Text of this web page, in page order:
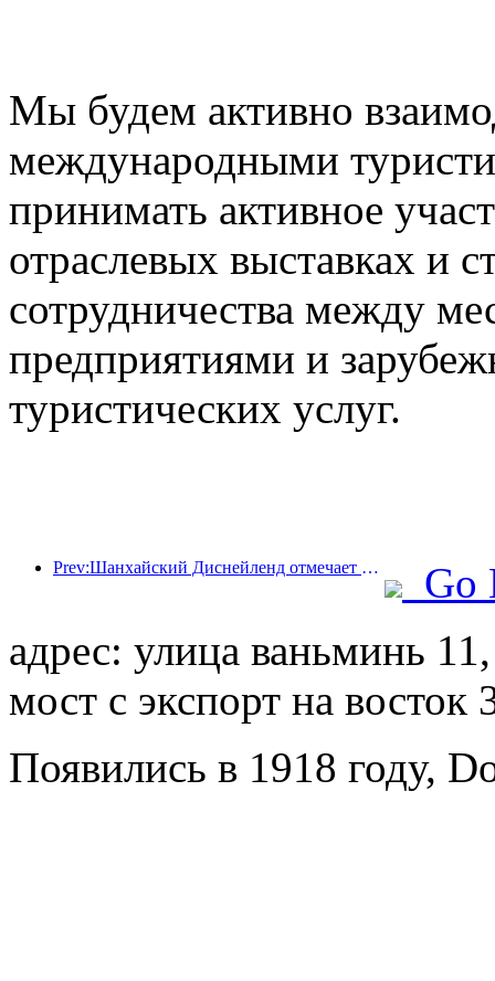
Мы будем активно
международными
принимать активное
отраслевых выставках и
сотрудничества между
предприятиями и
туристических услуг.
Prev:Шанхайский Диснейленд отмечает свою 10-летнюю годовщину, приняв на сегодняшний день более 100 миллионов посетителей.
Go
адрес: улица ваньминь
мост с экспорт на восток
Появились в 1918 году,